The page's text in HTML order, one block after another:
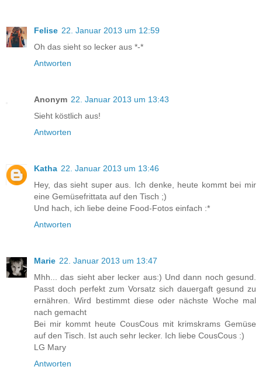
Felise 22. Januar 2013 um 12:59
Oh das sieht so lecker aus *-*
Antworten
Anonym 22. Januar 2013 um 13:43
Sieht köstlich aus!
Antworten
Katha 22. Januar 2013 um 13:46
Hey, das sieht super aus. Ich denke, heute kommt bei mir
eine Gemüsefrittata auf den Tisch ;)
Und hach, ich liebe deine Food-Fotos einfach :*
Antworten
Marie 22. Januar 2013 um 13:47
Mhh... das sieht aber lecker aus:) Und dann noch gesund.
Passt doch perfekt zum Vorsatz sich dauergaft gesund zu
ernähren. Wird bestimmt diese oder nächste Woche mal
nach gemacht
Bei mir kommt heute CousCous mit krimskrams Gemüse
auf den Tisch. Ist auch sehr lecker. Ich liebe CousCous :)
LG Mary
Antworten